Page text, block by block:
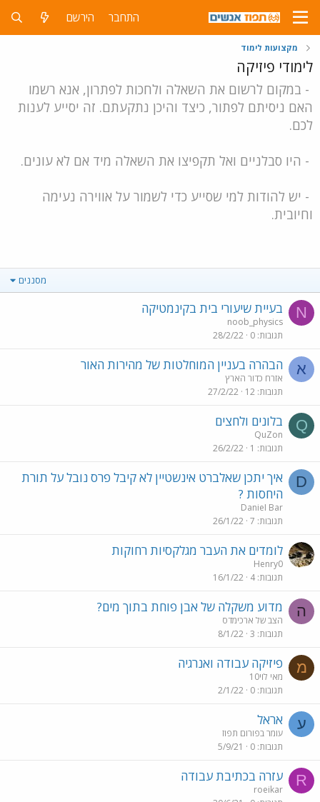
התחבר הירשם
מקצועות לימוד
לימודי פיזיקה
- במקום לרשום את השאלה ולחכות לפתרון, אנא רשמו
האם ניסיתם לפתור, כיצד והיכן נתקעתם. זה יסייע לענות
לכם.
- היו סבלניים ואל תקפיצו את השאלה מיד אם לא עונים.
- יש להודות למי שסייע כדי לשמור על אווירה נעימה
וחיובית.
מסננים
N בעיית שיעורי בית בקינמטיקה
noob_physics
תגובות 0
28/2/22
א הבהרה בעניין המוחלטות של מהירות האור
אזרח כדור הארץ
תגובות 12
27/2/22
Q בלונים ולחצים
QuZon
תגובות 1
26/2/22
D
איך יתכן שאלברט אינשטיין לא קיבל פרס נובל על תורת
היחסות ?
DanieI Bar
תגובות 7
26/1/22
לומדים את העבר מגלקסיות רחוקות
Henry0
תגובות 4
16/1/22
ה מדוע משקלה של אבן פוחת בתוך מים?
הצב של ארכימדס
תגובות 3
8/1/22
מ פיזיקה עבודה ואנרגיה
מאי לוי10
תגובות 0
2/1/22
ע אראל
עומר בפורום תפוז
תגובות 0
5/9/21
R עזרה בכתיבת עבודה
roeikar